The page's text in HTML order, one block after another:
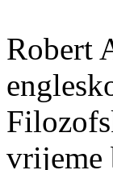
Robert
vrijeme